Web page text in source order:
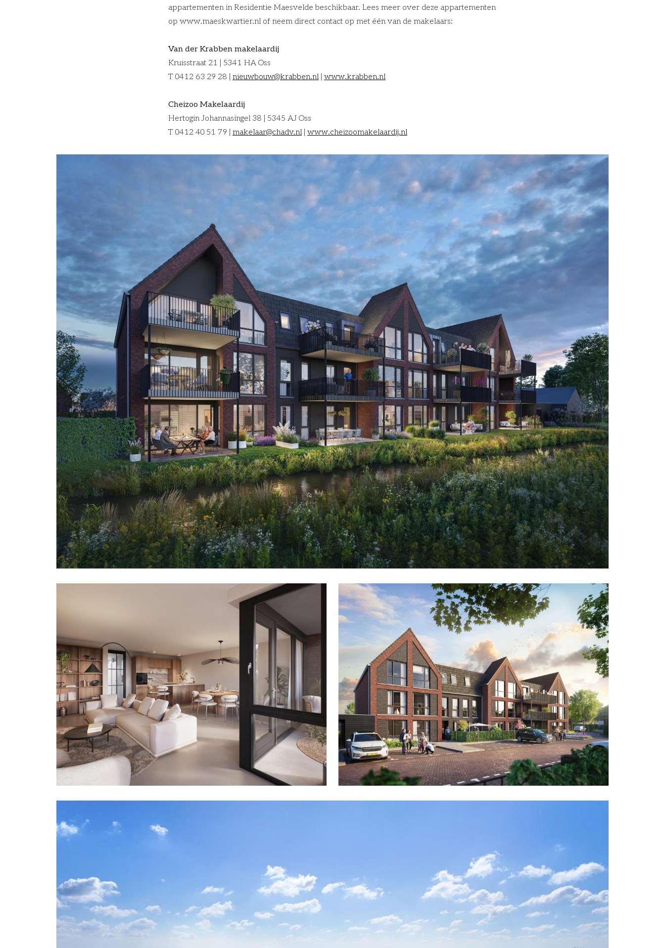
appartementen in Residentie Maesvelde beschikbaar. Lees meer over deze appartementen
op www.maeskwartier.nl of neem direct contact op met één van de makelaars:
Van der Krabben makelaardij
Kruisstraat 21 | 5341 HA Oss
T 0412 63 29 28 | nieuwbouw@krabben.nl www.krabben.nl
Cheizoo Makelaardij
Hertogin Johannasingel 38 | 5345 AJ Oss
T 0412 40 51 79 | makelaar@chadv.nl www.cheizoomakelaardij.nl